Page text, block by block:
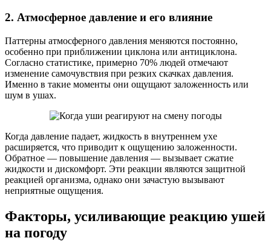
2. Атмосферное давление и его влияние
Паттерны атмосферного давления меняются постоянно,
особенно при приближении циклона или антициклона.
Согласно статистике, примерно 70% людей отмечают
изменение самочувствия при резких скачках давления.
Именно в такие моменты они ощущают заложенность или
шум в ушах.
Когда давление падает, жидкость в внутреннем ухе
расширяется, что приводит к ощущению заложенности.
Обратное — повышение давления — вызывает сжатие
жидкости и дискомфорт. Эти реакции являются защитной
реакцией организма, однако они зачастую вызывают
неприятные ощущения.
Факторы, усиливающие реакцию ушей
на погоду